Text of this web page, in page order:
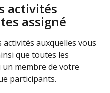
activités
assigné
activités auxquelles vous
que toutes les
un membre de votre
participants.